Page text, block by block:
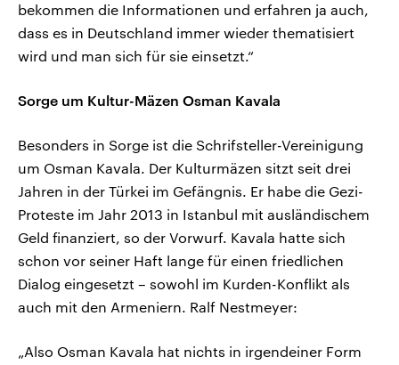
bekommen die Informationen und erfahren ja auch,
dass es in Deutschland immer wieder thematisiert
wird und man sich für sie einsetzt.“
Sorge um Kultur-Mäzen Osman Kavala
Besonders in Sorge ist die Schrifsteller-Vereinigung
um Osman Kavala. Der Kulturmäzen sitzt seit drei
Jahren in der Türkei im Gefängnis. Er habe die Gezi-
Proteste im Jahr 2013 in Istanbul mit ausländischem
Geld finanziert, so der Vorwurf. Kavala hatte sich
schon vor seiner Haft lange für einen friedlichen
Dialog eingesetzt – sowohl im Kurden-Konflikt als
auch mit den Armeniern. Ralf Nestmeyer:
„Also Osman Kavala hat nichts in irgendeiner Form